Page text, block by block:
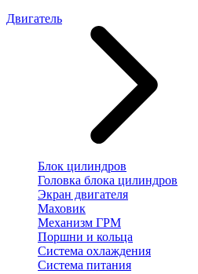
Двигатель
Блок цилиндров
Головка блока цилиндров
Экран двигателя
Маховик
Механизм ГРМ
Поршни и кольца
Система охлаждения
Система питания